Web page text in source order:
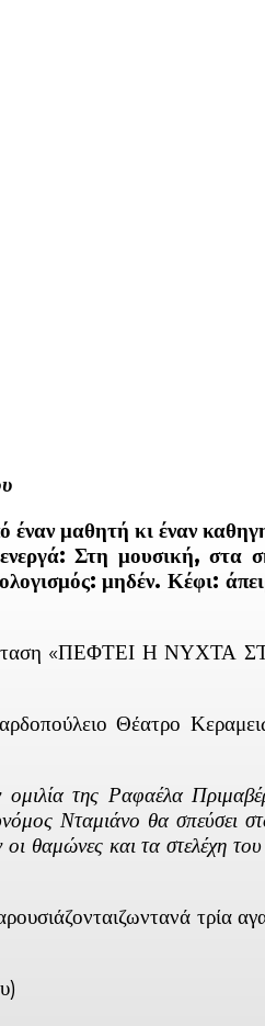
μαθητή κι έναν
Στη μουσική, στα
μηδέν. Κέφι:
«ΠΕΦΤΕΙ Η
Θέατρο
της Ραφαέλα
Νταμιάνο θα σπεύσει
θαμώνες και τα στελέχη
τρία